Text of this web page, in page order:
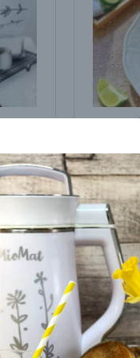
a akcií
na Newsletter